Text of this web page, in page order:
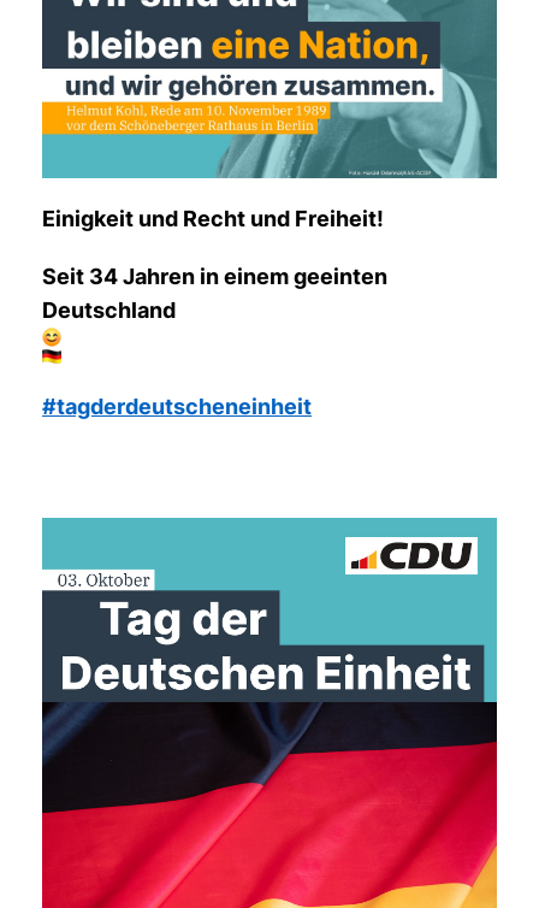
Einigkeit und Recht und Freiheit!
Seit 34 Jahren in einem geeinten
Deutschland
#tagderdeutscheneinheit